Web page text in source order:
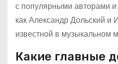
с популярными авторами
как Александр Дольский и
известной в музыкальном
Какие главные